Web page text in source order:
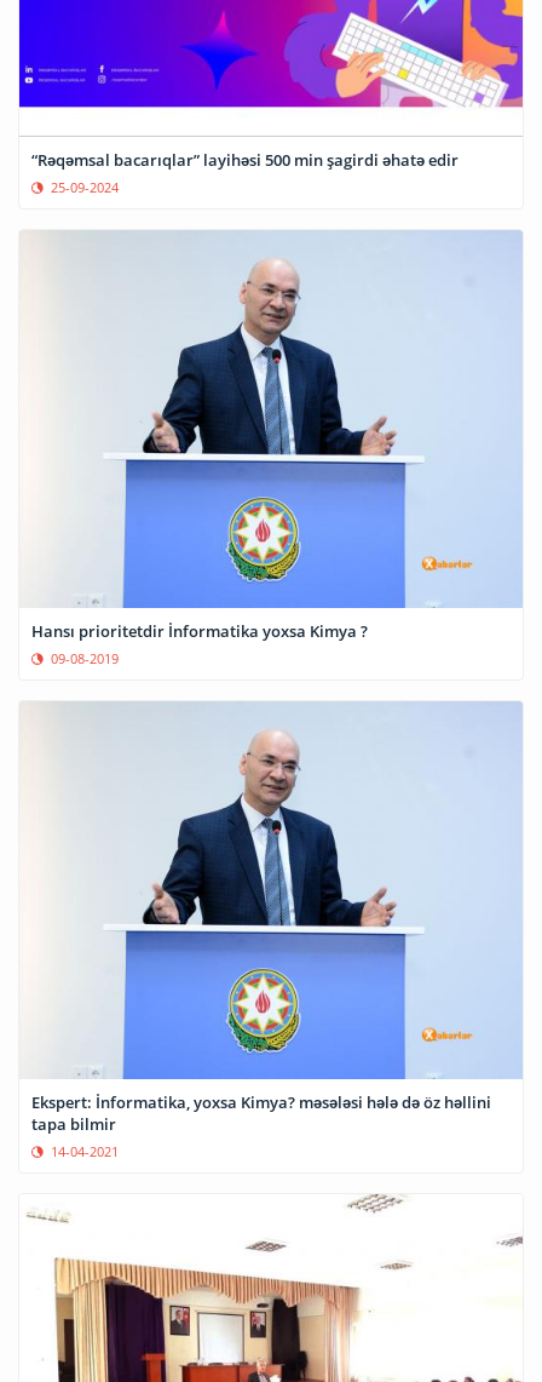
“Rəqəmsal bacarıqlar” layihəsi 500 min şagirdi əhatə edir
25-09-2024
Hansı prioritetdir İnformatika yoxsa Kimya ?
09-08-2019
Ekspert: İnformatika, yoxsa Kimya? məsələsi hələ də öz həllini
tapa bilmir
14-04-2021